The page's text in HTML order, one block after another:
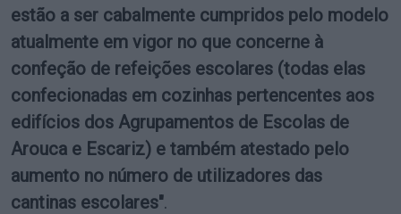
estão a ser cabalmente cumpridos pelo modelo
atualmente em vigor no que concerne à
confeção de refeições escolares (todas elas
confecionadas em cozinhas pertencentes aos
edifícios dos Agrupamentos de Escolas de
Arouca e Escariz) e também atestado pelo
aumento no número de utilizadores das
cantinas escolares".